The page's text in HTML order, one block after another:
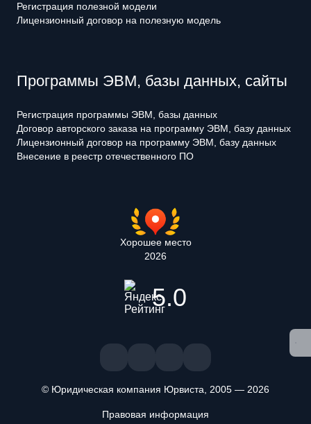
Регистрация полезной модели
Лицензионный договор на полезную модель
Программы ЭВМ, базы данных, сайты
Регистрация программы ЭВМ, базы данных
Договор авторского заказа на программу ЭВМ, базу данных
Лицензионный договор на программу ЭВМ, базу данных
Внесение в реестр отечественного ПО
Хорошее место
2026
5.0
© Юридическая компания Юрвиста, 2005 — 2026
Правовая информация